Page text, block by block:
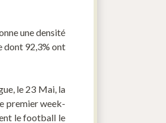
une densité
dont 92,3% ont
le 23 Mai, la
premier week-
le football le